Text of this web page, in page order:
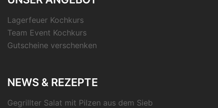
Lagerfeuer Kochkurs
Team Event Kochkurs
Gutscheine verschenken
NEWS & REZEPTE
Gegrillter Salat mit Pilzen aus dem Sieb